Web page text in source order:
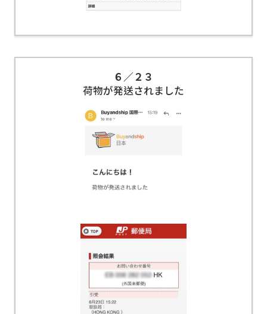
６／２３
荷物が発送されました